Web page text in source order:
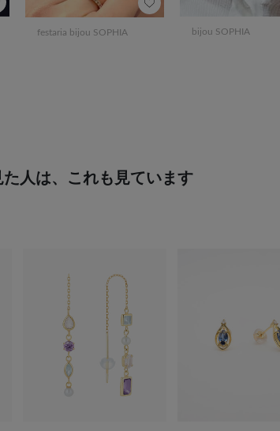
festaria bijou SOPHIA bijou SOPHIA
人は、これも見ています